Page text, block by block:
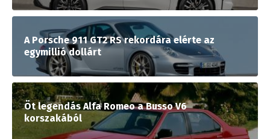
A Porsche 911 GT2 RS rekordára elérte az
egymillió dollárt
Öt legendás Alfa Romeo a Busso V6
korszakából